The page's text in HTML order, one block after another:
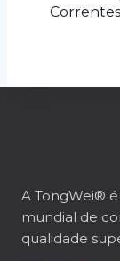
A TongWei®
mundial de
qualidade